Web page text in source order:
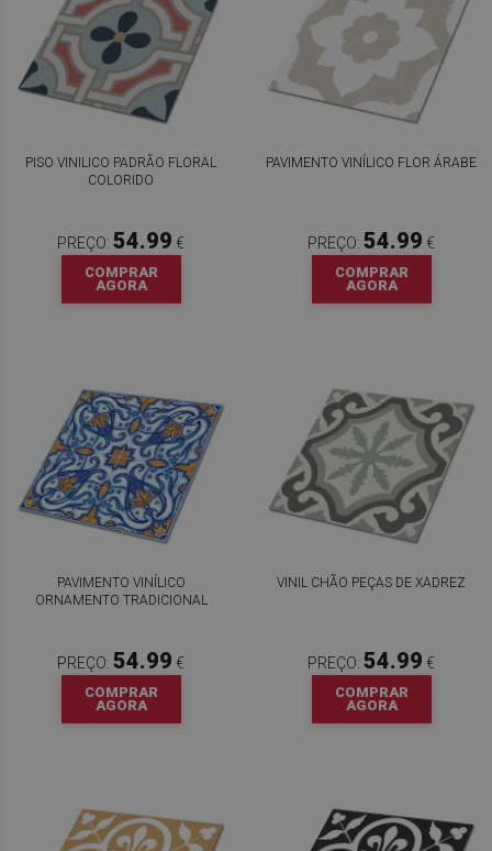
PISO VINILICO PADRÃO FLORAL
COLORIDO
PREÇO: 54.99 €
COMPRAR
AGORA
PAVIMENTO VINÍLICO FLOR ÁRABE
PREÇO: 54.99 €
COMPRAR
AGORA
PAVIMENTO VINÍLICO
ORNAMENTO TRADICIONAL
PREÇO: 54.99 €
COMPRAR
AGORA
VINIL CHÃO PEÇAS DE XADREZ
PREÇO: 54.99 €
COMPRAR
AGORA